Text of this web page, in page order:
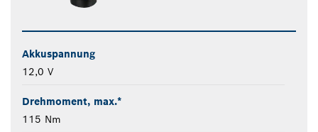
Akkuspannung
12,0 V
Drehmoment, max.*
115 Nm